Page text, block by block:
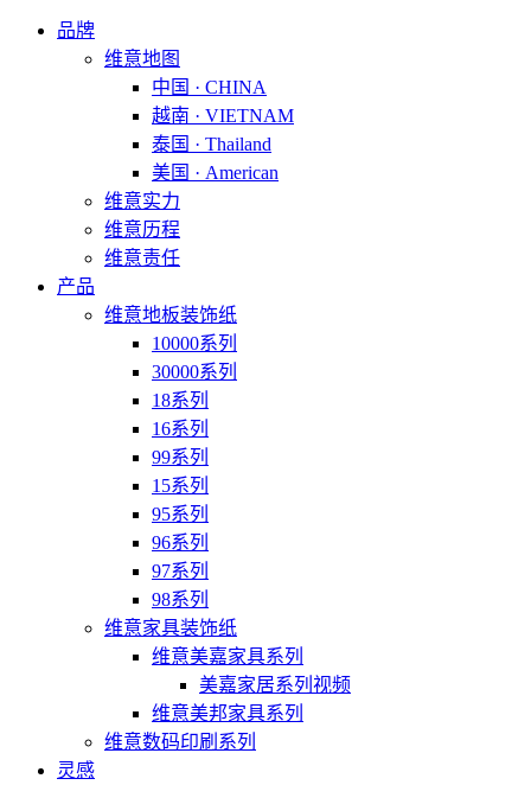
品牌
维意地图
中国 · CHINA
越南 · VIETNAM
泰国 · Thailand
美国 · American
维意实力
维意历程
维意责任
产品
维意地板装饰纸
10000系列
30000系列
18系列
16系列
99系列
15系列
95系列
96系列
97系列
98系列
维意家具装饰纸
维意美嘉家具系列
美嘉家居系列视频
维意美邦家具系列
维意数码印刷系列
灵感